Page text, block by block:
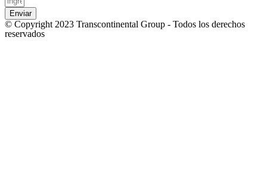
Enviar
© Copyright 2023 Transcontinental Group - Todos los derechos
reservados